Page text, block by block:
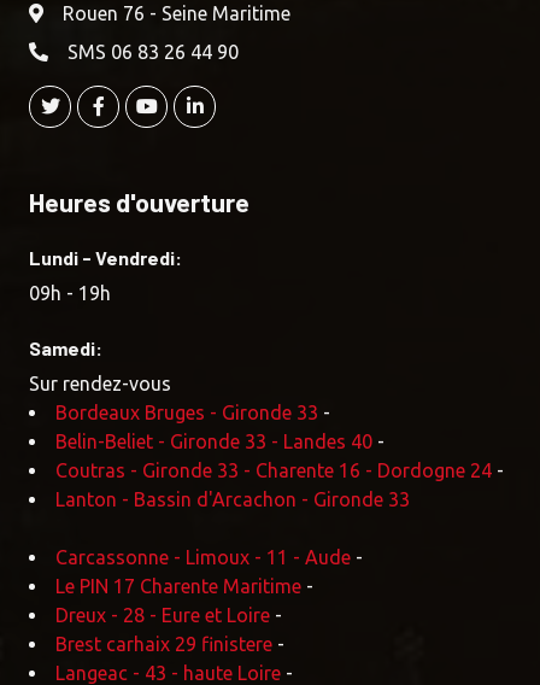
Rouen 76 - Seine Maritime
SMS 06 83 26 44 90
Heures d'ouverture
Lundi - Vendredi:
09h - 19h
Samedi:
Sur rendez-vous
Bordeaux Bruges - Gironde 33 -
Belin-Beliet - Gironde 33 - Landes 40 -
Coutras - Gironde 33 - Charente 16 - Dordogne 24 -
Lanton - Bassin d'Arcachon - Gironde 33
Carcassonne - Limoux - 11 - Aude -
Le PIN 17 Charente Maritime -
Dreux - 28 - Eure et Loire -
Brest carhaix 29 finistere -
Langeac - 43 - haute Loire -